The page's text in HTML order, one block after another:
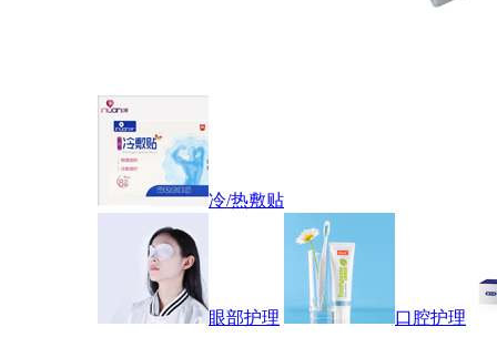
冷/热敷贴
眼部护理 口腔护理